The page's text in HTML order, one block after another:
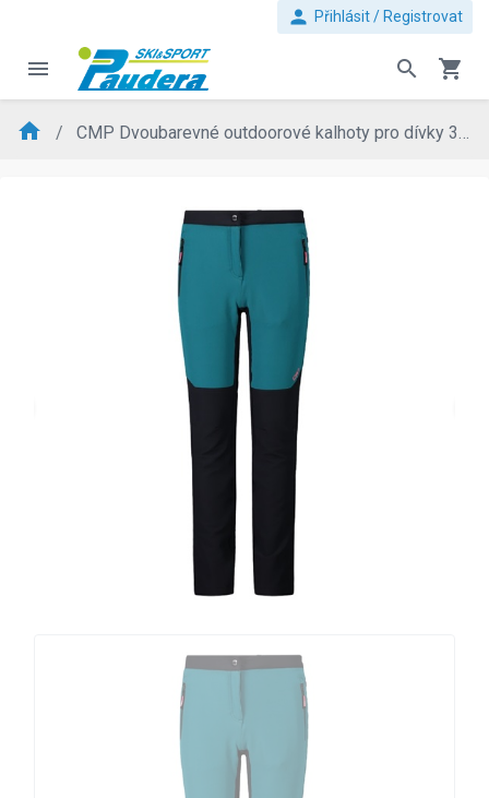
person Přihlásit / Registrovat
menu search shopping_cart
home CMP Dvoubarevné outdoorové kalhoty pro dívky 34T3355